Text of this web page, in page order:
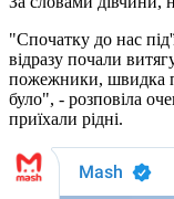
"Спочатку до нас
відразу почали
пожежники, швидка
було", - розповіла
приїхали рідні.